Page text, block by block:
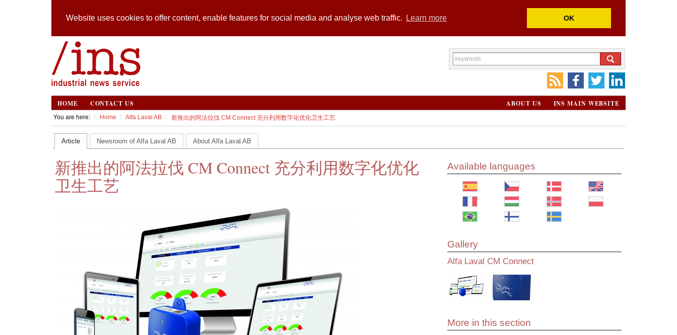
Website uses cookies to offer content, enable features for social media and analyse web traffic. Learn more OK
HOME CONTACT US INS MAIN WEBSITE
ABOUT US
You are here: Home Alfa Laval AB 新推出的阿法拉伐 CM Connect 充分利用数字化优化卫生工艺
Article Newsroom of Alfa Laval AB About Alfa Laval AB
新推出的阿法拉伐 CM Connect 充分利用数字化优化
卫生工艺
Available languages
Gallery
Alfa Laval CM Connect
More in this section